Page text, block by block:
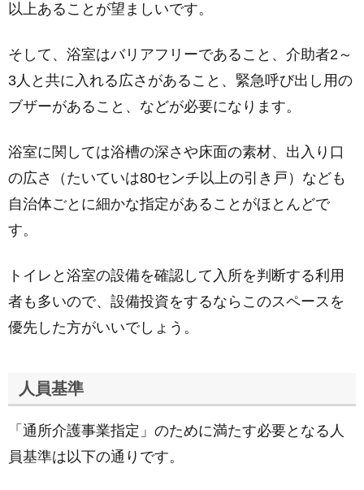
以上あることが望ましいです。
そして、浴室はバリアフリーであること、介助者2～
3人と共に入れる広さがあること、緊急呼び出し用の
ブザーがあること、などが必要になります。
浴室に関しては浴槽の深さや床面の素材、出入り口
の広さ（たいていは80センチ以上の引き戸）なども
自治体ごとに細かな指定があることがほとんどで
す。
トイレと浴室の設備を確認して入所を判断する利用
者も多いので、設備投資をするならこのスペースを
優先した方がいいでしょう。
人員基準
「通所介護事業指定」のために満たす必要となる人
員基準は以下の通りです。